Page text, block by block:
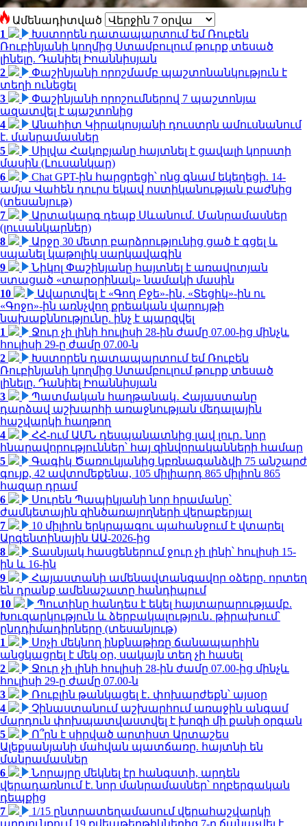
Ամենադիտված
1
Խստորեն դատապարտում եմ Ռուբեն
Ռուբինյանի կողմից Ստամբուլում թուրք տեսած
լինելը. Դանիել Իոաննիսյան
2
Փաշինյանի որոշմամբ պաշտոնանկություն է
տեղի ունեցել
3
Փաշինյանի որոշումներով 7 պաշտոնյա
ազատվել է պաշտոնից
4
Անահիտ Կիրակոսյանի դուստրն ամուսնանում
է. մանրամասներ
5
Սիլվա Հակոբյանը հայտնել է ցավալի կորստի
մասին (Լուսանկար)
6
Chat GPT-ին հարցրեցի՝ ոնց գնամ եկեղեցի. 14-
ամյա Վահեն դուրս եկավ ոստիկանության բաժնից
(տեսանյութ)
7
Արտակարգ դեպք Սևանում. Մանրամասներ
(լուսանկարներ)
8
Արջը 30 մետր բարձրությունից ցած է գցել և
սպանել կաթոլիկ սարկավագին
9
Նիկոլ Փաշինյանը հայտնել է առավոտյան
ստացած «տարօրինակ» նամակի մասին
10
Ավարտվել է «Գող Բջե»-ին, «Տեցիկ»-ին ու
«Գոջո»-ին առնչվող քրեական վարույթի
նախաքննությունը. ինչ է պարզվել
1
Ջուր չի լինի հուլիսի 28-ին ժամը 07.00-ից մինչև
հուլիսի 29-ը ժամը 07.00-ն
2
Խստորեն դատապարտում եմ Ռուբեն
Ռուբինյանի կողմից Ստամբուլում թուրք տեսած
լինելը. Դանիել Իոաննիսյան
3
Պատմական հաղթանակ․ Հայաստանը
դարձավ աշխարհի առաջնության մեդալային
հաշվարկի հաղթող
4
ՀՀ-ում ԱՄՆ դեսպանատնից լավ լուր․ նոր
հնարավորություններ՝ հայ զինվորականների համար
5
Գագիկ Ծառուկյանից կբռնագանձվի 75 անշարժ
գույք, 42 ավտոմեքենա, 105 միլիարդ 865 միլիոն 865
հազար դրամ
6
Սուրեն Պապիկյանի նոր հրամանը՝
ժամկետային զինծառայողների վերաբերյալ
7
10 միլիոն երկրպագու պահանջում է վտարել
Արգենտինային ԱԱ-2026-ից
8
Տասնյակ հասցեներում ջուր չի լինի՝ հուլիսի 15-
ին և 16-ին
9
Հայաստանի ամենավտանգավոր օձերը. որտեղ
են դրանք ամենաշատը հանդիպում
10
Պուտինը հանդես է եկել հայտարարությամբ.
Խուզարկություն և ձերբակալություն․ թիրախում՝
ընդդիմադիրները (տեսանյութ)
1
Սոչի մեկնող ինքնաթիռը ճանապարհին
անցկացրել է մեկ օր, սակայն տեղ չի հասել
2
Ջուր չի լինի հուլիսի 28-ին ժամը 07.00-ից մինչև
հուլիսի 29-ը ժամը 07.00-ն
3
Ռուբլին թանկացել է․ փոխարժեքն՝ այսօր
4
Չինաստանում աշխարհում առաջին անգամ
մարդուն փոխպատվաստվել է խոզի մի քանի օրգան
5
Ո՞րն է սիրված արտիստ Արտաշես
Ալեքսանյանի մահվան պատճառը. հայտնի են
մանրամասներ
6
Նորայրը մեկնել էր հանգստի, արդեն
վերադառնում է. նոր մանրամասներ՝ ողբերգական
դեպքից
7
1/15 ընտրատեղամասում վերահաշվարկի
արդյունքում 19 քվեաթերթիկներից 7-ը ճանաչվել է